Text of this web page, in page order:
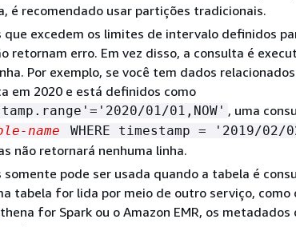
é recomendado usar partições tradicionais.
que excedem os limites de intervalo definidos
retornam erro. Em vez disso, a consulta é
Por exemplo, se você tem dados
em 2020 e está definidos como
01/01,NOW' , uma
name WHERE timestamp = '2019/02/
não retornará nenhuma linha.
pode ser usada quando a tabela é
tabela for lida por meio de outro serviço, como
for Spark ou o Amazon EMR, os metadados